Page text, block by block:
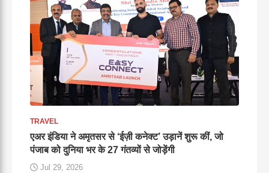
TRAVEL
एअर इंडिया ने अमृतसर से ‘ईज़ी कनेक्ट’ उड़ानें शुरू कीं, जो
पंजाब को दुनिया भर के 27 गंतव्यों से जोड़ेंगी
Jul 29, 2026